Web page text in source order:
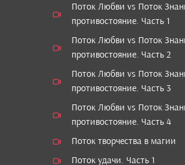
Поток Любви vs Поток
противостояние. Часть 1
Поток Любви vs Поток
противостояние. Часть 2
Поток Любви vs Поток
противостояние. Часть 3
Поток Любви vs Поток
противостояние. Часть 4
Поток творчества в магии
Поток удачи. Часть 1